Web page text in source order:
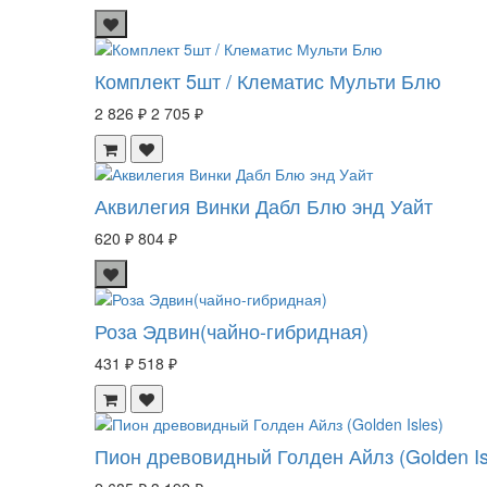
Комплект 5шт / Клематис Мульти Блю
2 826 ₽ 2 705 ₽
Аквилегия Винки Дабл Блю энд Уайт
620 ₽ 804 ₽
Роза Эдвин(чайно-гибридная)
431 ₽ 518 ₽
Пион древовидный Голден Айлз (Golden